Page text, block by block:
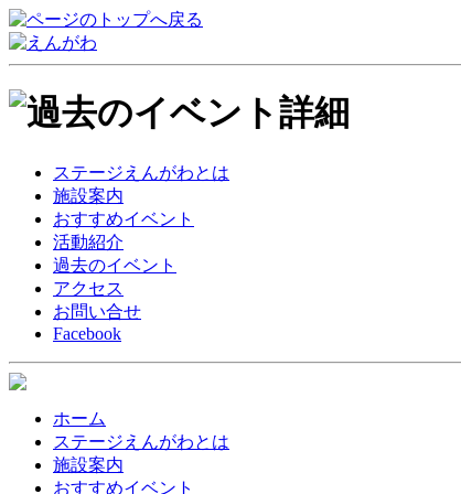
ステージえんがわとは
施設案内
おすすめイベント
活動紹介
過去のイベント
アクセス
お問い合せ
Facebook
ホーム
ステージえんがわとは
施設案内
おすすめイベント